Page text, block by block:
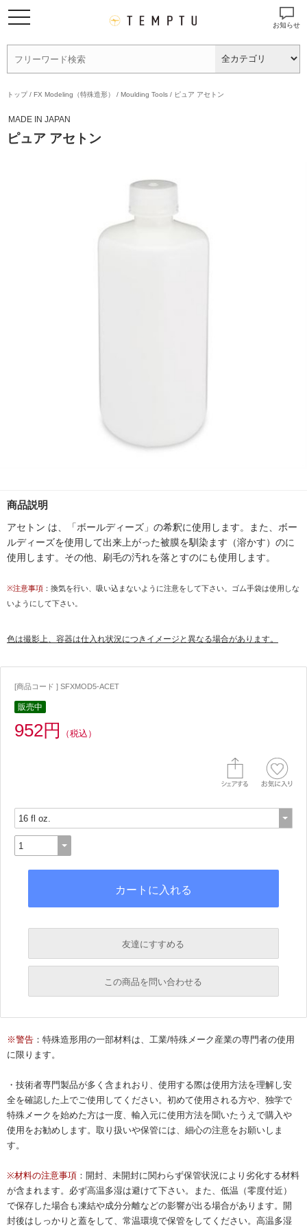
お知らせ
トップ/ FX Modeling（特殊造形） / Moulding Tools / ピュア アセトン
MADE IN JAPAN
ピュア アセトン
商品説明
アセトン は、「ボールディーズ」の希釈に使用します。また、ボー
ルディーズを使用して出来上がった被膜を馴染ます（溶かす）のに
使用します。その他、刷毛の汚れを落とすのにも使用します。
※注意事項 ：換気を行い、吸い込まないように注意をして下さい。ゴム手袋は使用しな
いようにして下さい。
色は撮影上、容器は仕入れ状況につきイメージと異なる場合があります。
[商品コード ] SFXMOD5-ACET
販売中
952円 （税込）
友達にすすめる
必須
この商品を問い合わせる
必須
※警告 ：特殊造形用の一部材料は、工業/特殊メーク産業の専門者の使用
に限ります。
・技術者専門製品が多く含まれおり、使用する際は使用方法を理解し安
全を確認した上でご使用してください。初めて使用される方や、独学で
特殊メークを始めた方は一度、輸入元に使用方法を聞いたうえで購入や
使用をお勧めします。取り扱いや保管には、細心の注意をお願いしま
す。
※材料の注意事項 ：開封、未開封に関わらず保管状況により劣化する材料
が含まれます。必ず高温多湿は避けて下さい。また、低温（零度付近）
で保存した場合も凍結や成分分離などの影響が出る場合があります。開
封後はしっかりと蓋をして、常温環境で保管をしてください。高温多湿